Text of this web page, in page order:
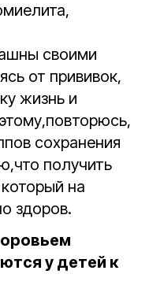
своими
от прививок,
жизнь и
сохранения
получить
на
здоров.
у детей к